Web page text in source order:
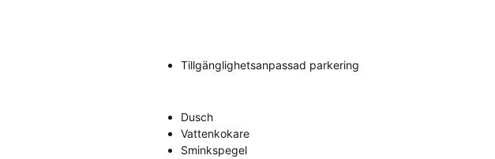
Tillgänglighetsanpassad parkering
Dusch
Vattenkokare
Sminkspegel